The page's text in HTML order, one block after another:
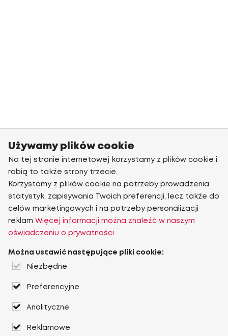
Używamy plików cookie
Na tej stronie internetowej korzystamy z plików cookie i
robią to także strony trzecie.
Korzystamy z plików cookie na potrzeby prowadzenia
statystyk, zapisywania Twoich preferencji, lecz także do
celów marketingowych i na potrzeby personalizacji
reklam Więcej informacji można znaleźć w naszym
oświadczeniu o prywatności
Można ustawić następujące pliki cookie:
Niezbędne
Preferencyjne
Analityczne
Reklamowe